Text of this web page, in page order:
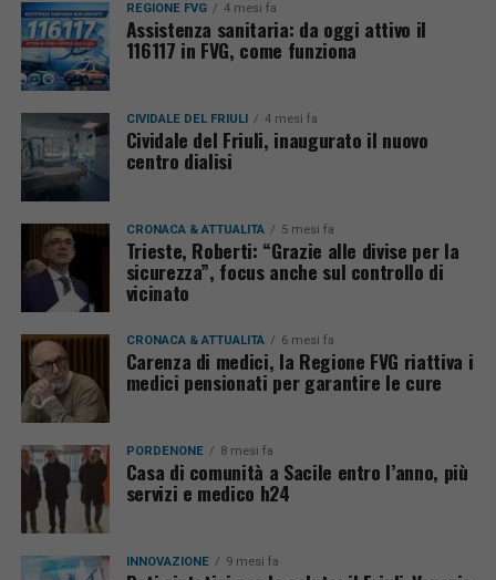
REGIONE FVG 4 mesi fa
Assistenza sanitaria: da oggi attivo il
116117 in FVG, come funziona
CIVIDALE DEL FRIULI 4 mesi fa
Cividale del Friuli, inaugurato il nuovo
centro dialisi
CRONACA & ATTUALITÀ 5 mesi fa
Trieste, Roberti: “Grazie alle divise per la
sicurezza”, focus anche sul controllo di
vicinato
CRONACA & ATTUALITÀ 6 mesi fa
Carenza di medici, la Regione FVG riattiva i
medici pensionati per garantire le cure
PORDENONE 8 mesi fa
Casa di comunità a Sacile entro l’anno, più
servizi e medico h24
INNOVAZIONE 9 mesi fa